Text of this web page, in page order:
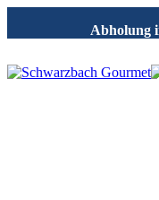
Abholung